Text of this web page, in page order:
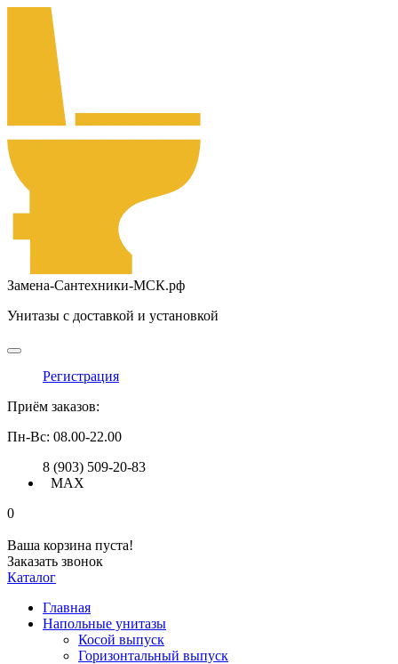
Замена-Сантехники-МСК.рф
Унитазы с доставкой и установкой
Регистрация
Приём заказов:
Пн-Вс: 08.00-22.00
8 (903) 509-20-83
MAX
0
Ваша корзина пуста!
Заказать звонок
Каталог
Главная
Напольные унитазы
Косой выпуск
Горизонтальный выпуск